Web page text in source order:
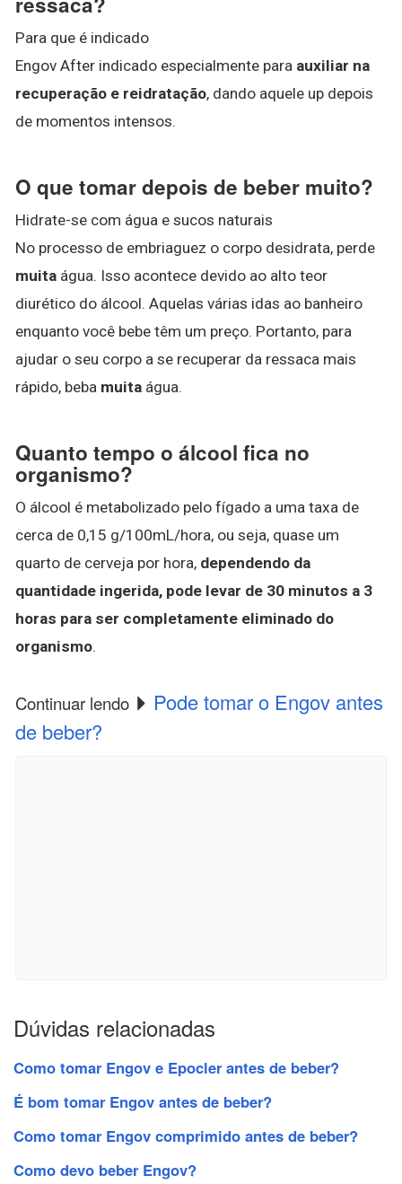
Para que é indicado
Engov After indicado especialmente para auxiliar na
recuperação e reidratação, dando aquele up depois
de momentos intensos.
O que tomar depois de beber muito?
Hidrate-se com água e sucos naturais
No processo de embriaguez o corpo desidrata, perde
muita água. Isso acontece devido ao alto teor
diurético do álcool. Aquelas várias idas ao banheiro
enquanto você bebe têm um preço. Portanto, para
ajudar o seu corpo a se recuperar da ressaca mais
rápido, beba muita água.
Quanto tempo o álcool fica no
organismo?
O álcool é metabolizado pelo fígado a uma taxa de
cerca de 0,15 g/100mL/hora, ou seja, quase um
quarto de cerveja por hora, dependendo da
quantidade ingerida, pode levar de 30 minutos a 3
horas para ser completamente eliminado do
organismo.
Continuar lendo
Pode tomar o Engov antes
de beber?
Dúvidas relacionadas
Como tomar Engov e Epocler antes de beber?
É bom tomar Engov antes de beber?
Como tomar Engov comprimido antes de beber?
Como devo beber Engov?